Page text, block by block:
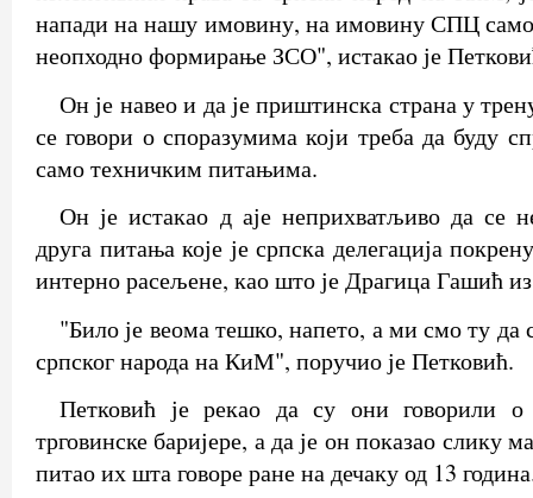
напади на нашу имовину, на имовину СПЦ само
неопходно формирање ЗСО", истакао је
Он је навео и да је приштинска страна у
се говори о споразумима који треба да буду
само техничким питањима.
Он је истакао д аје неприхватљиво да
друга питања које је српска делегација
интерно расељене, као што је Драгица Гашић
"Било је веома тешко, напето, а ми смо ту да
српског народа на КиМ", поручио је Петковић.
Петковић је рекао да су они говорили
трговинске баријере, а да је он показао слику
питао их шта говоре ране на дечаку од 13